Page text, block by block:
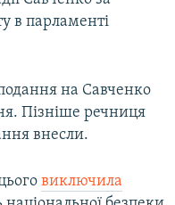
в парламенті
на Савченко
Пізніше речниця
внесли.
виключила